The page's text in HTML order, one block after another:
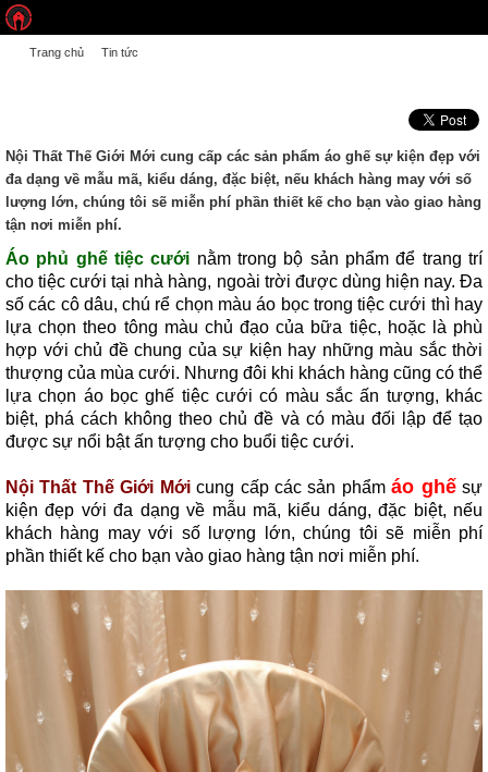
Trang chủ Tin tức
Nội Thất Thế Giới Mới cung cấp các sản phẩm áo ghế sự kiện đẹp với
đa dạng về mẫu mã, kiểu dáng, đặc biệt, nếu khách hàng may với số
lượng lớn, chúng tôi sẽ miễn phí phần thiết kế cho bạn vào giao hàng
tận nơi miễn phí.
Áo phủ ghế tiệc cưới nằm trong bộ sản phẩm để trang trí
cho tiệc cưới tại nhà hàng, ngoài trời được dùng hiện nay. Đa
số các cô dâu, chú rể chọn màu áo bọc trong tiệc cưới thì hay
lựa chọn theo tông màu chủ đạo của bữa tiệc, hoặc là phù
hợp với chủ đề chung của sự kiện hay những màu sắc thời
thượng của mùa cưới. Nhưng đôi khi khách hàng cũng có thể
lựa chọn áo bọc ghế tiệc cưới có màu sắc ấn tượng, khác
biệt, phá cách không theo chủ đề và có màu đối lập để tạo
được sự nổi bật ấn tượng cho buổi tiệc cưới.
Nội Thất Thế Giới Mớicung cấp các sản phẩmáo ghếsự
kiện đẹp với đa dạng về mẫu mã, kiểu dáng, đặc biệt, nếu
khách hàng may với số lượng lớn, chúng tôi sẽ miễn phí
phần thiết kế cho bạn vào giao hàng tận nơi miễn phí.